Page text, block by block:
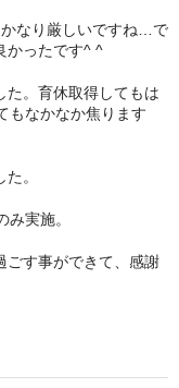
なり厳しいですね…で
かったです^ ^
た。育休取得してもは
もなかなか焦ります
。
実施。
ごす事ができて、感謝